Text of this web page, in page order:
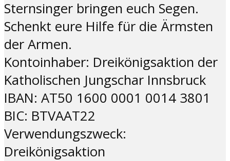
Sternsinger bringen euch Segen.
Schenkt eure Hilfe für die Ärmsten
der Armen.
Kontoinhaber: Dreikönigsaktion der
Katholischen Jungschar Innsbruck
IBAN: AT50 1600 0001 0014 3801
BIC: BTVAAT22
Verwendungszweck:
Dreikönigsaktion